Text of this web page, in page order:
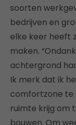
soorten
bedrijven en
elke keer heeft
maken.
achtergrond
Ik merk dat ik
comfortzone te
ruimte krijg om
bouwen. Om